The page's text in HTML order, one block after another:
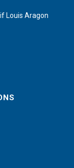
Louis Aragon